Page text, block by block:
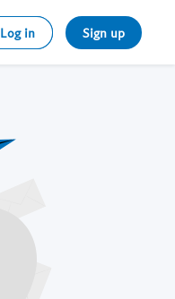
Log in Sign up